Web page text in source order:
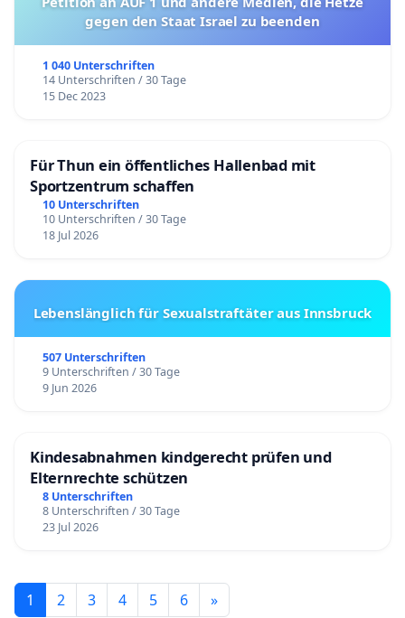
gegen den Staat Israel zu beenden
1 040 Unterschriften
14 Unterschriften / 30 Tage
15 Dec 2023
Für Thun ein öffentliches Hallenbad mit
Sportzentrum schaffen
10 Unterschriften
10 Unterschriften / 30 Tage
18 Jul 2026
Lebenslänglich für Sexualstraftäter aus Innsbruck
507 Unterschriften
9 Unterschriften / 30 Tage
9 Jun 2026
Kindesabnahmen kindgerecht prüfen und
Elternrechte schützen
8 Unterschriften
8 Unterschriften / 30 Tage
23 Jul 2026
1 2 3 4 5 6 »